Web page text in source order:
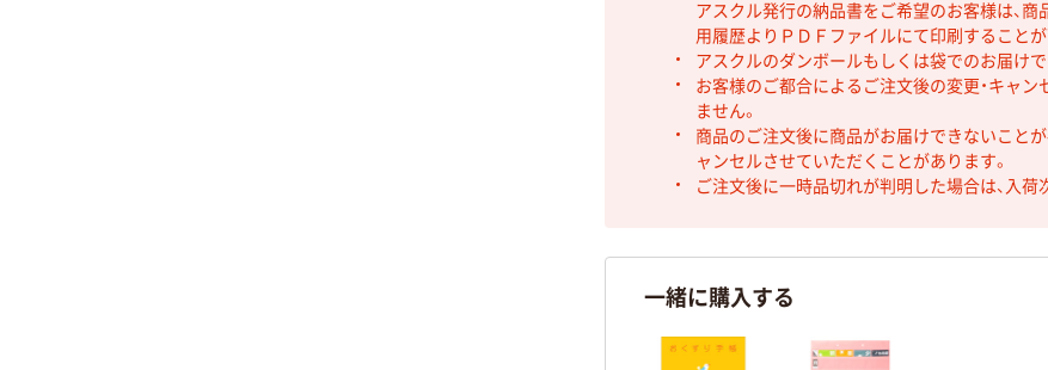
アスクル発行の納品書をご希望のお客様は、商
用履歴よりＰＤＦファイルにて印刷することが
アスクルのダンボールもしくは袋でのお届けで
お客様のご都合によるご注文後の変更・キャン
ません。
商品のご注文後に商品がお届けできないこと
ャンセルさせていただくことがあります。
ご注文後に一時品切れが判明した場合は、入荷
一緒に購入する